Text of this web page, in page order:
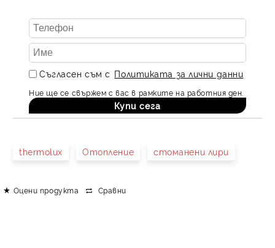
Съгласен съм с Политиката за лични данни
Ние ще се свържем с вас в рамките на работния ден.
thermolux Отопление стоманени лири
Оцени продукта Сравни